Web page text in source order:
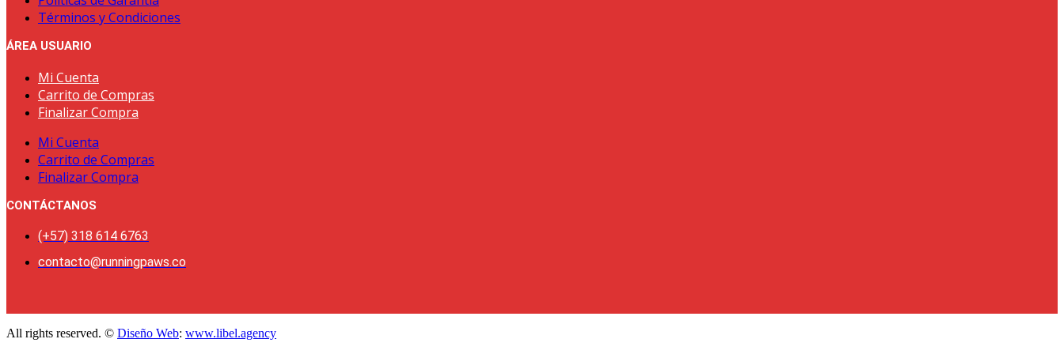
Términos y Condiciones
ÁREA USUARIO
Mi Cuenta
Carrito de Compras
Finalizar Compra
Mi Cuenta
Carrito de Compras
Finalizar Compra
CONTÁCTANOS
(+57) 318 614 6763
contacto@runningpaws.co
All rights reserved. © Diseño Web: www.libel.agency